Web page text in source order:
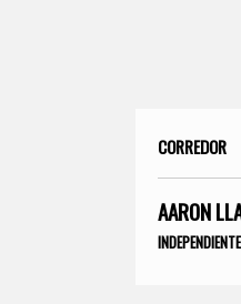
CORREDOR
AARON
INDEPENDIENTE